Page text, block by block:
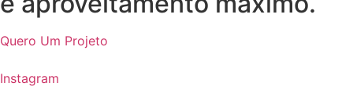
Quero Um Projeto
Instagram